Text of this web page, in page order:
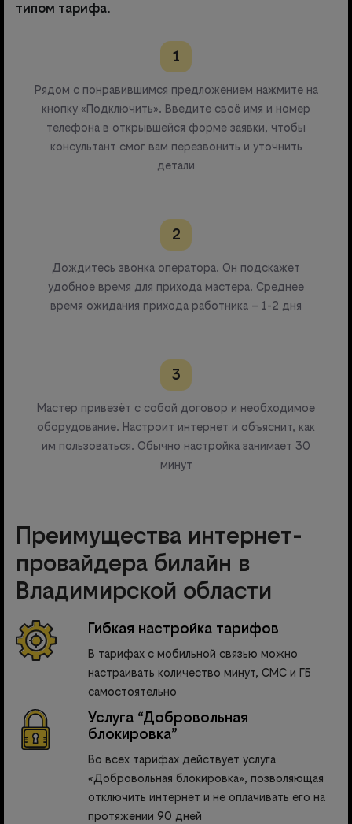
типом тарифа.
1
Рядом с понравившимся предложением нажмите на
кнопку «Подключить». Введите своё имя и номер
телефона в открывшейся форме заявки, чтобы
консультант смог вам перезвонить и уточнить
детали
2
Дождитесь звонка оператора. Он подскажет
удобное время для прихода мастера. Среднее
время ожидания прихода работника – 1-2 дня
3
Мастер привезёт с собой договор и необходимое
оборудование. Настроит интернет и объяснит, как
им пользоваться. Обычно настройка занимает 30
минут
Преимущества интернет-
провайдера билайн в
Владимирской области
Гибкая настройка тарифов
В тарифах с мобильной связью можно
настраивать количество минут, СМС и ГБ
самостоятельно
Услуга “Добровольная
блокировка”
Во всех тарифах действует услуга
«Добровольная блокировка», позволяющая
отключить интернет и не оплачивать его на
протяжении 90 дней